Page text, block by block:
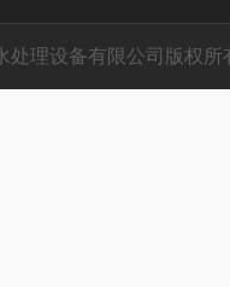
处理设备有限公司版权所